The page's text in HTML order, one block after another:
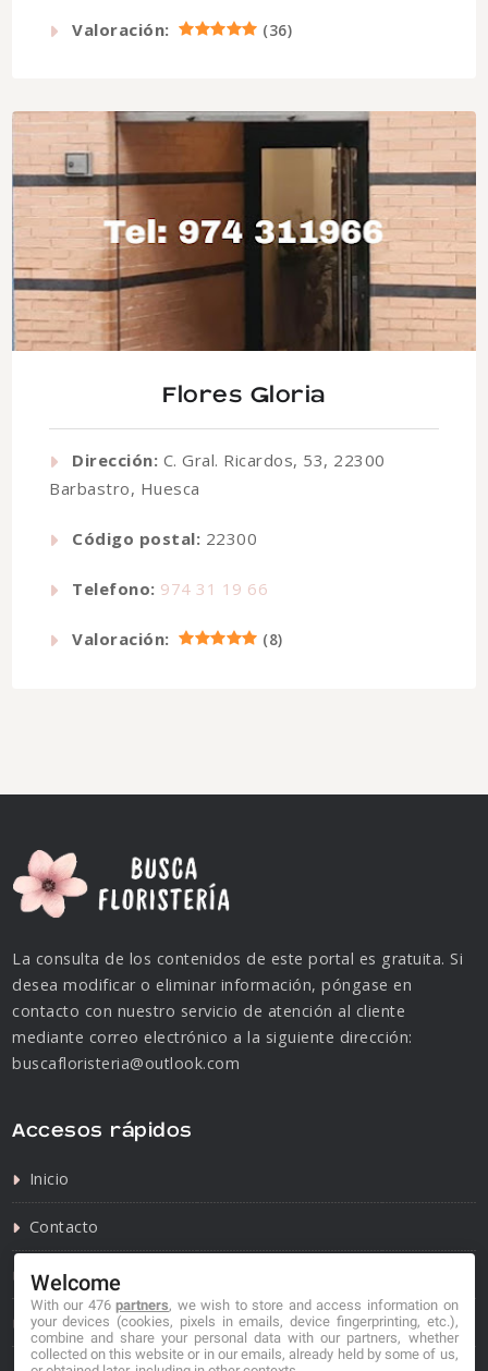
Valoración: (36)
Flores Gloria
Dirección: C. Gral. Ricardos, 53, 22300
Barbastro, Huesca
Código postal: 22300
Telefono: 974 31 19 66
Valoración: (8)
La consulta de los contenidos de este portal es gratuita. Si
desea modificar o eliminar información, póngase en
contacto con nuestro servicio de atención al cliente
mediante correo electrónico a la siguiente dirección:
buscafloristeria@outlook.com
Accesos rápidos
Inicio
Contacto
Política de privacidad
Política de cookies
Welcome
With our 476partners, we wish to store and access information on
your devices (cookies, pixels in emails, device fingerprinting, etc.),
combine and share your personal data with our partners, whether
collected on this website or in our emails, already held by some of us,